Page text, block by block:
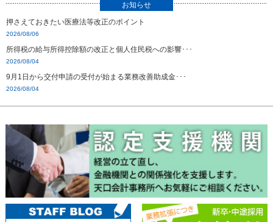
お知らせ
押さえておきたい医療法等改正のポイント
2026/08/06
所得税の給与所得控除額の改正と個人住民税への影響･･･
2026/08/04
9月1日から交付申請の受付が始まる業務改善助成金･･･
2026/08/04